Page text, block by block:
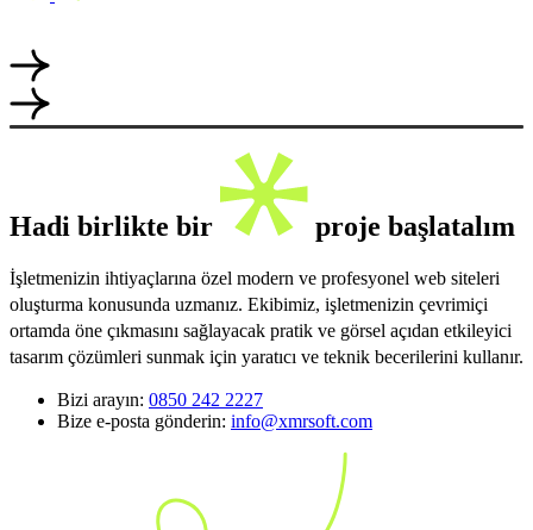
Hadi birlikte bir proje başlatalım
İşletmenizin ihtiyaçlarına özel modern ve profesyonel web siteleri
oluşturma konusunda uzmanız. Ekibimiz, işletmenizin çevrimiçi
ortamda öne çıkmasını sağlayacak pratik ve görsel açıdan etkileyici
tasarım çözümleri sunmak için yaratıcı ve teknik becerilerini kullanır.
Bizi arayın: 0850 242 2227
Bize e-posta gönderin: info@xmrsoft.com